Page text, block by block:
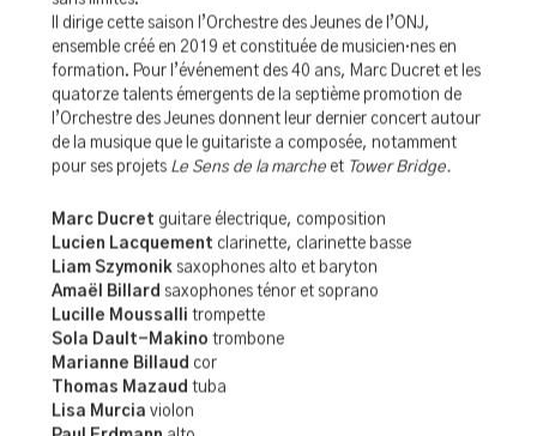
Marc Ducret est un artiste virtuose à la liberté revendiquée,
porteur d’un langage personnel inclassable, aux influences
sans limites.
Il dirige cette saison l’Orchestre des Jeunes de l’ONJ,
ensemble créé en 2019 et constituée de musicien·nes en
formation. Pour l’événement des 40 ans, Marc Ducret et les
quatorze talents émergents de la septième promotion de
l’Orchestre des Jeunes donnent leur dernier concert autour
pour ses projetsLe Sens de la marcheetTower Bridge.
Marc Ducretguitare électrique, composition
Lucien Lacquement clarinette, clarinette basse
Liam Szymoniksaxophones alto et baryton
Amaël Billard saxophones ténor et soprano
Lucille Moussalli trompette
Sola Dault-Makinotrombone
Marianne Billaud cor